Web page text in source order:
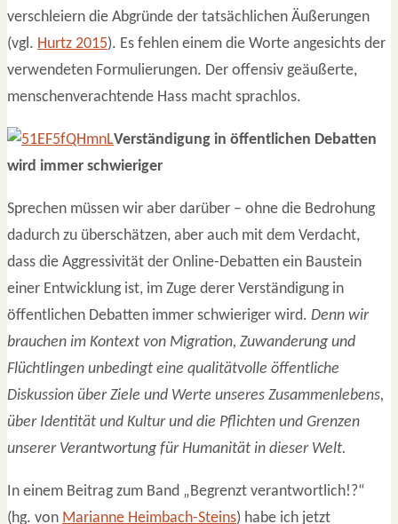
verschleiern die Abgründe der tatsächlichen Äußerungen
(vgl. Hurtz 2015). Es fehlen einem die Worte angesichts der
verwendeten Formulierungen. Der offensiv geäußerte,
menschenverachtende Hass macht sprachlos.
Verständigung in öffentlichen Debatten
wird immer schwieriger
Sprechen müssen wir aber darüber – ohne die Bedrohung
dadurch zu überschätzen, aber auch mit dem Verdacht,
dass die Aggressivität der Online-Debatten ein Baustein
einer Entwicklung ist, im Zuge derer Verständigung in
öffentlichen Debatten immer schwieriger wird. Denn wir
brauchen im Kontext von Migration, Zuwanderung und
Flüchtlingen unbedingt eine qualitätvolle öffentliche
Diskussion über Ziele und Werte unseres Zusammenlebens,
über Identität und Kultur und die Pflichten und Grenzen
unserer Verantwortung für Humanität in dieser Welt.
In einem Beitrag zum Band „Begrenzt verantwortlich!?“
(hg. von Marianne Heimbach-Steins) habe ich jetzt